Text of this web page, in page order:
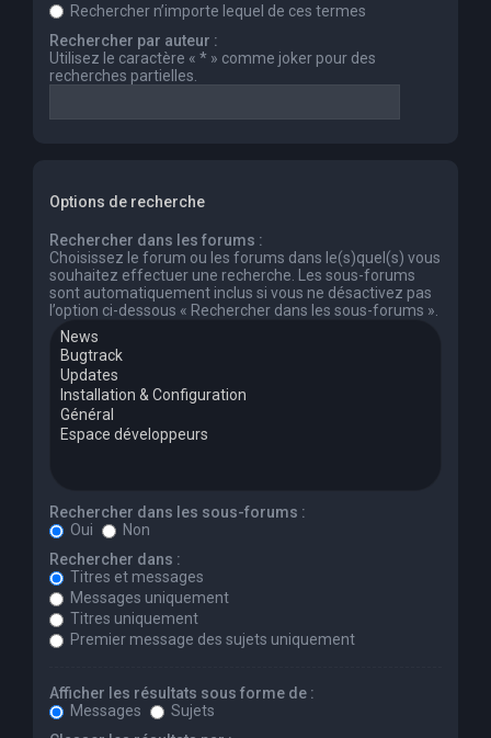
Rechercher n’importe lequel de ces termes
Rechercher par auteur :
Utilisez le caractère « * » comme joker pour des
recherches partielles.
Options de recherche
Rechercher dans les forums :
Choisissez le forum ou les forums dans le(s)quel(s) vous
souhaitez effectuer une recherche. Les sous-forums
sont automatiquement inclus si vous ne désactivez pas
l’option ci-dessous « Rechercher dans les sous-forums ».
Rechercher dans les sous-forums :
Oui
Non
Rechercher dans :
Titres et messages
Messages uniquement
Titres uniquement
Premier message des sujets uniquement
Afficher les résultats sous forme de :
Messages
Sujets